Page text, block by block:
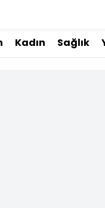
Kadın Sağlık